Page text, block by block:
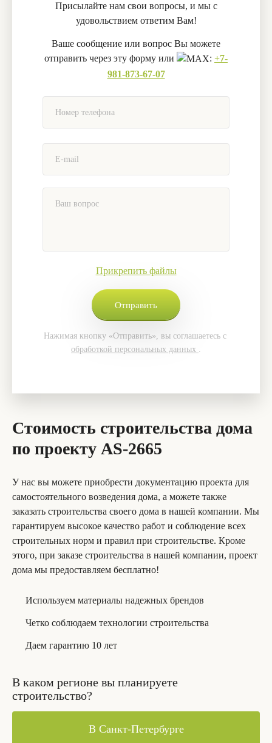
Присылайте нам свои вопросы, и мы с
удовольствием ответим Вам!
Ваше сообщение или вопрос Вы можете
отправить через эту форму или
: +7-
981-873-67-07
Прикрепить файлы
Нажимая кнопку «Отправить», вы соглашаетесь с
обработкой персональных данных
Стоимость строительства дома
по проекту AS-2665
У нас вы можете приобрести документацию проекта для
самостоятельного возведения дома, а можете также
заказать строительства своего дома в нашей компании. Мы
гарантируем высокое качество работ и соблюдение всех
строительных норм и правил при строительстве. Кроме
этого, при заказе строительства в нашей компании, проект
дома мы предоставляем бесплатно!
Используем материалы надежных брендов
Четко соблюдаем технологии строительства
Даем гарантию 10 лет
В каком регионе вы планируете
строительство?
В Санкт-Петербурге